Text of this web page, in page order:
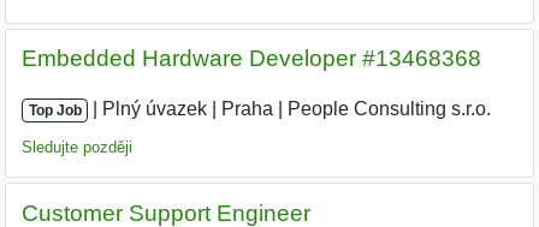
Embedded Hardware Developer #13468368
Top Job Plný úvazek Praha People Consulting s.r.o.
Sledujte později
Customer Support Engineer